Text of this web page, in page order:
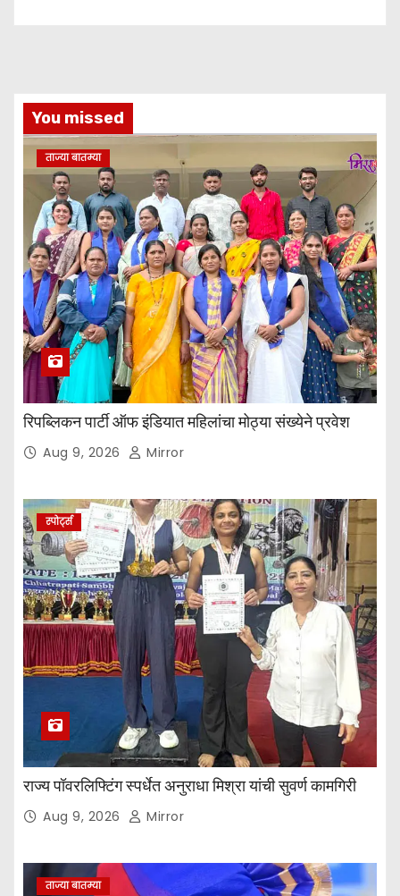
You missed
ताज्या बातम्या
रिपब्लिकन पार्टी ऑफ इंडियात महिलांचा मोठ्या संख्येने प्रवेश
Aug 9, 2026 Mirror
स्पोर्ट्स
राज्य पॉवरलिफ्टिंग स्पर्धेत अनुराधा मिश्रा यांची सुवर्ण कामगिरी
Aug 9, 2026 Mirror
ताज्या बातम्या